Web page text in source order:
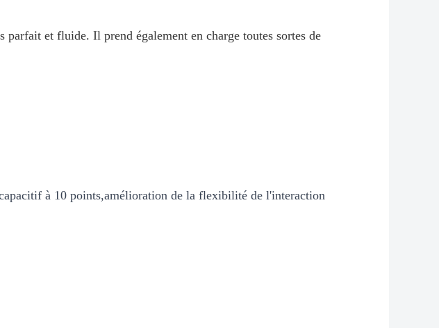
et fluide. Il prend également en charge toutes sortes de
à 10 points,amélioration de la flexibilité de l'interaction